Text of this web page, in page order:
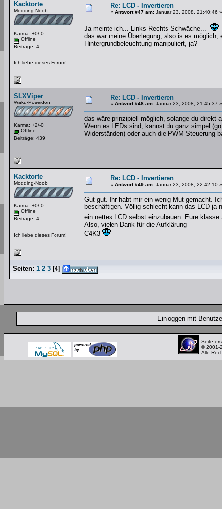
Kacktorte
Modding-Noob
Karma: +0/-0
Offline
Beiträge: 4
Ich liebe dieses Forum!
Re: LCD - Invertieren
« Antwort #47 am: Januar 23, 2008, 21:40:46 »
Ja meinte ich... Links-Rechts-Schwäche...
das war meine Überlegung, also is es möglich,
Hintergrundbeleuchtung manipuliert, ja?
SLXViper
Wakü-Poseidon
Karma: +2/-0
Offline
Beiträge: 439
Re: LCD - Invertieren
« Antwort #48 am: Januar 23, 2008, 21:45:37 »
das wäre prinzipiell möglich, solange du direkt
Wenn es LEDs sind, kannst du ganz simpel
Widerständen) oder auch die PWM-Steuerung
Kacktorte
Modding-Noob
Karma: +0/-0
Offline
Beiträge: 4
Ich liebe dieses Forum!
Re: LCD - Invertieren
« Antwort #49 am: Januar 23, 2008, 22:42:10 »
Gut gut. Ihr habt mir ein wenig Mut gemacht.
beschäftigen. Völlig schlecht kann das LCD ja
ein nettes LCD selbst einzubauen. Eure
Also, vielen Dank für die Aufklärung
C4K3
Seiten: 1 2 3 [4]
Einloggen mit
Seite
© 2001-
Alle